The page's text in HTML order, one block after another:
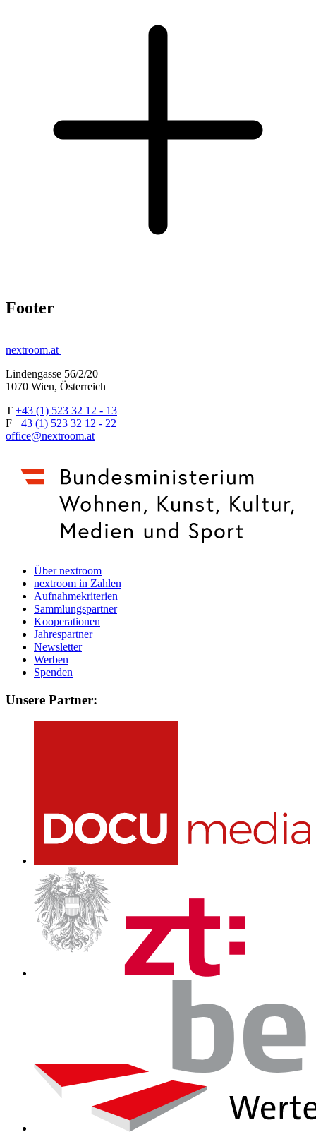
Footer
nextroom.at
Lindengasse 56/2/20
1070 Wien, Österreich
T +43 (1) 523 32 12 - 13
F +43 (1) 523 32 12 - 22
office@nextroom.at
Über nextroom
nextroom in Zahlen
Aufnahmekriterien
Sammlungspartner
Kooperationen
Jahrespartner
Newsletter
Werben
Spenden
Unsere Partner: